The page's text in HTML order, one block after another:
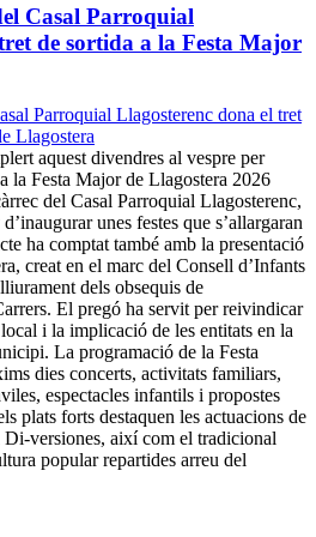
Casal Parroquial
de sortida a la Festa Major
aquest divendres al vespre per
la Festa Major de Llagostera 2026
del Casal Parroquial Llagosterenc,
unes festes que s’allargaran
ha comptat també amb la presentació
creat en el marc del Consell d’Infants
dels obsequis de
El pregó ha servit per reivindicar
i la implicació de les entitats en la
La programació de la Festa
dies concerts, activitats familiars,
espectacles infantils i propostes
plats forts destaquen les actuacions de
versiones, així com el tradicional
popular repartides arreu del